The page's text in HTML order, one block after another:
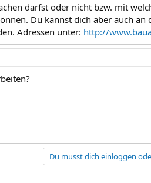
darfst oder nicht bzw. mit
Du kannst dich aber auch an
Adressen unter: http://
Du musst dich einloggen